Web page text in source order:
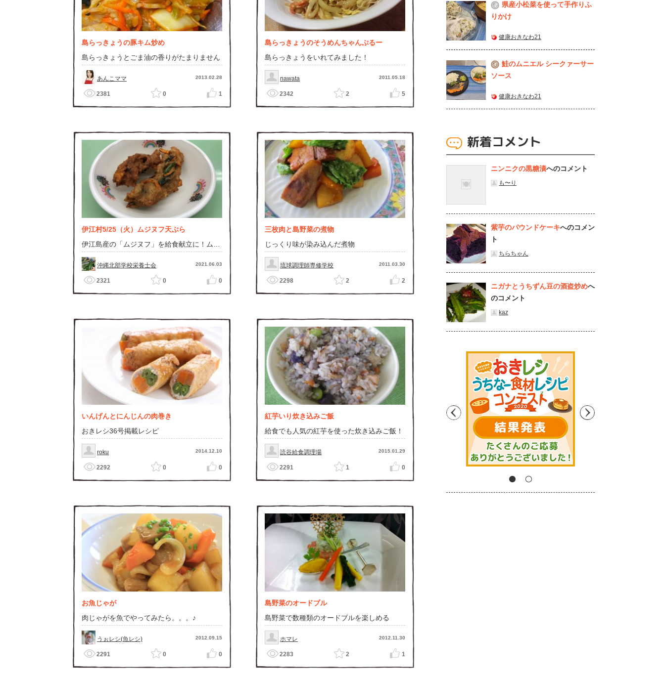
島らっきょうの豚キム炒め
島らっきょうとごま油の香りがたまりません
あんこママ 2013.02.28
2381 0 1
島らっきょうのそうめんちゃんぷるー
島らっきょうをいれてみました！
nawata 2011.05.18
2342 2 5
伊江村5/25（火）ムジヌフ天ぷら
伊江島産の「ムジヌフ」を給食献立に！ムジ
ヌフとは皮付きのまま粉にした「小麦粉」で
す！
沖縄北部学校栄養士会 2021.06.03
2321 0 0
三枚肉と島野菜の煮物
じっくり味が染み込んだ煮物
琉球調理師専修学校 2011.03.30
2298 2 2
いんげんとにんじんの肉巻き
おきレシ36号掲載レシピ
roku 2014.12.10
2292 0 0
紅芋いり炊き込みご飯
給食でも人気の紅芋を使った炊き込みご飯！
読谷給食調理場 2015.01.29
2291 1 0
お魚じゃが
肉じゃがを魚でやってみたら。。。♪
うぉレシ(魚レシ) 2012.09.15
2291 0 0
島野菜のオードブル
島野菜で数種類のオードブルを楽しめる
ホマレ 2012.11.30
2283 2 1
2
県産⼩松菜を使って⼿作りふ
りかけ
健康おきなわ21
3
鮭のムニエル シークァーサー
ソース
健康おきなわ21
新着コメント
ニンニクの黒糖漬へのコメント
も〜り
紫芋のパウンドケーキへのコメン
ト
ちらちゃん
ニガナとうちずん豆の酒盗炒めへ
のコメント
kaz